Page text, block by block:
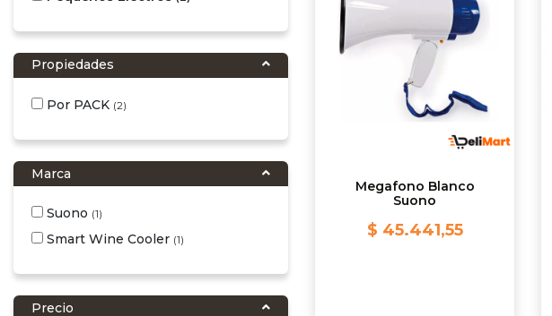
Propiedades
Por PACK (2)
Marca
Suono (1)
Smart Wine Cooler (1)
Precio
Megafono Blanco
Suono
$ 45.441,55